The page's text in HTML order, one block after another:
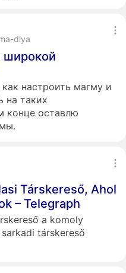
dlya
широкой
настроить магму и
на таких
конце оставлю
Társkereső, Ahol
– Telegraph
a komoly
társkereső